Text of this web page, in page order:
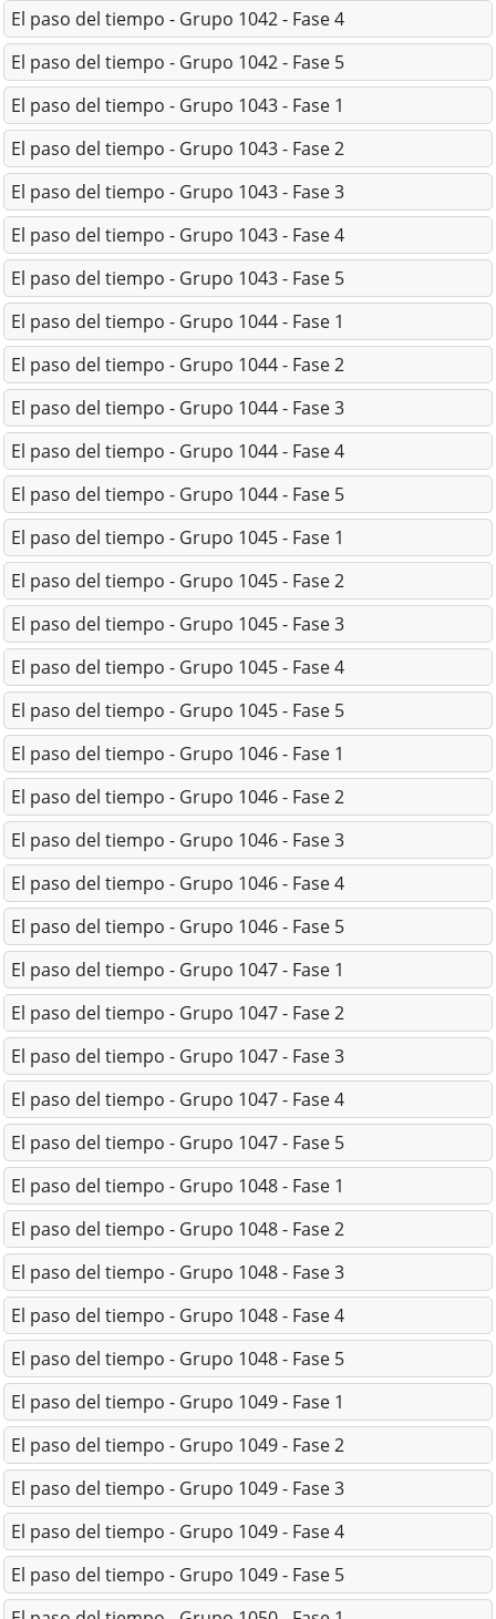
El paso del tiempo - Grupo 1042 - Fase 4
El paso del tiempo - Grupo 1042 - Fase 5
El paso del tiempo - Grupo 1043 - Fase 1
El paso del tiempo - Grupo 1043 - Fase 2
El paso del tiempo - Grupo 1043 - Fase 3
El paso del tiempo - Grupo 1043 - Fase 4
El paso del tiempo - Grupo 1043 - Fase 5
El paso del tiempo - Grupo 1044 - Fase 1
El paso del tiempo - Grupo 1044 - Fase 2
El paso del tiempo - Grupo 1044 - Fase 3
El paso del tiempo - Grupo 1044 - Fase 4
El paso del tiempo - Grupo 1044 - Fase 5
El paso del tiempo - Grupo 1045 - Fase 1
El paso del tiempo - Grupo 1045 - Fase 2
El paso del tiempo - Grupo 1045 - Fase 3
El paso del tiempo - Grupo 1045 - Fase 4
El paso del tiempo - Grupo 1045 - Fase 5
El paso del tiempo - Grupo 1046 - Fase 1
El paso del tiempo - Grupo 1046 - Fase 2
El paso del tiempo - Grupo 1046 - Fase 3
El paso del tiempo - Grupo 1046 - Fase 4
El paso del tiempo - Grupo 1046 - Fase 5
El paso del tiempo - Grupo 1047 - Fase 1
El paso del tiempo - Grupo 1047 - Fase 2
El paso del tiempo - Grupo 1047 - Fase 3
El paso del tiempo - Grupo 1047 - Fase 4
El paso del tiempo - Grupo 1047 - Fase 5
El paso del tiempo - Grupo 1048 - Fase 1
El paso del tiempo - Grupo 1048 - Fase 2
El paso del tiempo - Grupo 1048 - Fase 3
El paso del tiempo - Grupo 1048 - Fase 4
El paso del tiempo - Grupo 1048 - Fase 5
El paso del tiempo - Grupo 1049 - Fase 1
El paso del tiempo - Grupo 1049 - Fase 2
El paso del tiempo - Grupo 1049 - Fase 3
El paso del tiempo - Grupo 1049 - Fase 4
El paso del tiempo - Grupo 1049 - Fase 5